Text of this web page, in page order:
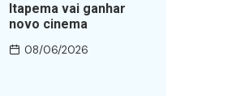
Itapema vai ganhar
novo cinema
08/06/2026